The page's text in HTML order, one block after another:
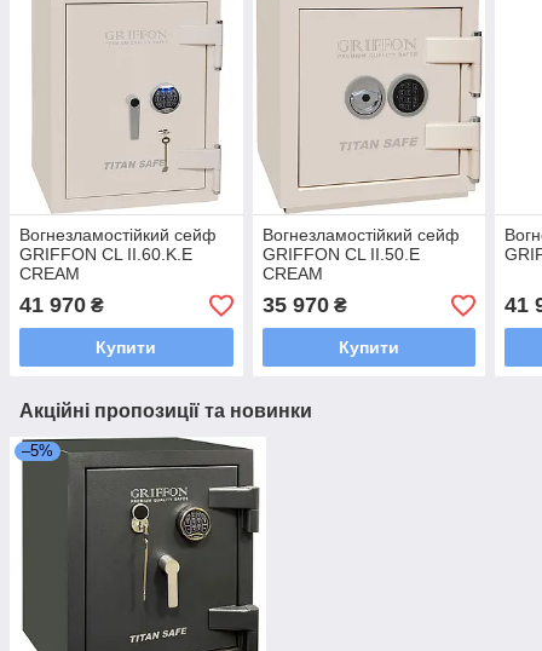
Вогнезламостійкий сейф
GRIFFON CL II.60.K.E
CREAM
41 970 ₴
Купити
Вогнезламостійкий сейф
GRIFFON CL II.50.E
CREAM
35 970₴
Купити
41
Акційні пропозиції та новинки
–5%